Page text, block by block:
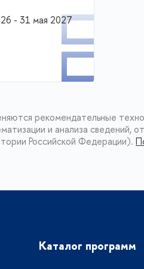
ПП
- 31 мая 2027
рекомендательные
и анализа сведений,
Российской Федерации).
Каталог программ